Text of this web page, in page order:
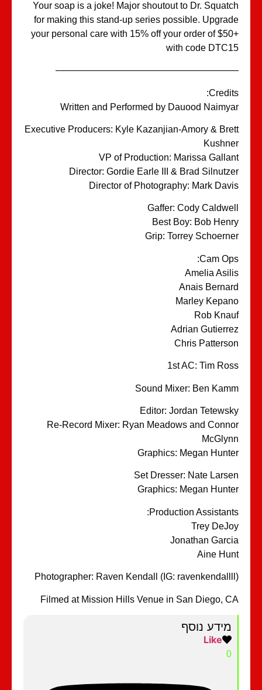
Your soap is a joke! Major shoutout to Dr.
for making this stand-up series possible.
your personal care with 15% off your order of
with code
Written and Performed by Dauood
Executive Producers: Kyle Kazanjian-Amory &
VP of Production: Marissa
Director: Gordie Earle III & Brad
Director of Photography: Mark
Gaffer: Cody
Best Boy: Bob
Grip: Torrey
Cam
Amelia
Anais
Marley
Rob
Adrian
Chris
1st AC: Tim
Sound Mixer: Ben
Editor: Jordan
Re-Record Mixer: Ryan Meadows and
Graphics: Megan
Set Dresser: Nate
Graphics: Megan
Production
Trey
Jonathan
Aine
Photographer: Raven Kendall (IG:
Filmed at Mission Hills Venue in San Diego,
מידע נוסף